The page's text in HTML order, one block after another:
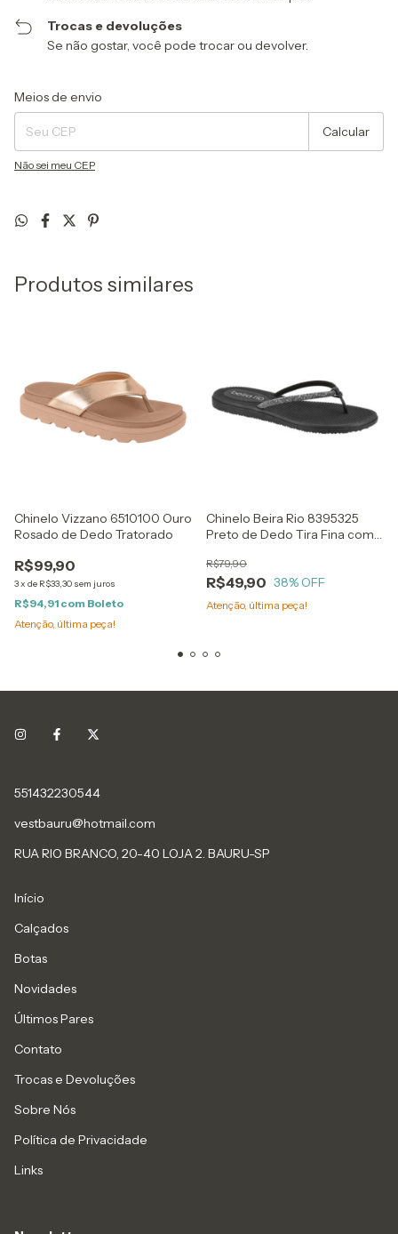
Trocas e devoluções
Se não gostar, você pode trocar ou devolver.
Entregas para o CEP:
Meios de envio
Calcular
Não sei meu CEP
Produtos similares
Chinelo Vizzano 6510100 Ouro
Rosado de Dedo Tratorado
R$99,90
3x de R$33,30 sem juros
R$94,91 com Boleto
Atenção, última peça!
Chinelo Beira Rio 8395325
Preto de Dedo Tira Fina com
R$49,90
R$79,90
38% OFF
Atenção, última peça!
551432230544
vestbauru@hotmail.com
RUA RIO BRANCO, 20-40 LOJA 2. BAURU-SP
Início
Calçados
Botas
Novidades
Últimos Pares
Contato
Trocas e Devoluções
Sobre Nós
Política de Privacidade
Links